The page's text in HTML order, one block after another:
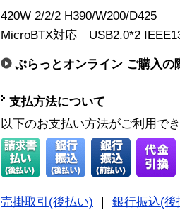
420W 2/2/2 H390/W200/D425
MicroBTX対応 USB2.0*2
ぷらっとオンライン ご購入の
支払方法について
以下のお支払い方法がご利用で
売掛取引(後払い)
銀行振込(後